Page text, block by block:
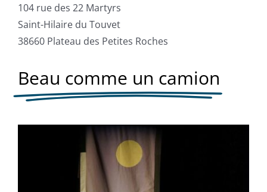
104 rue des 22 Martyrs
Saint-Hilaire du Touvet
38660 Plateau des Petites Roches
Beau comme un camion